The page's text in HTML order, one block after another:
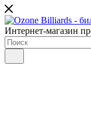
Интернет-магазин